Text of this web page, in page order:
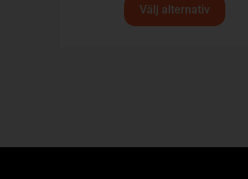
Välj alternativ